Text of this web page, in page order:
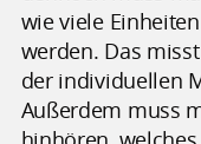
wie viele
werden. Das
der individuellen
Außerdem muss